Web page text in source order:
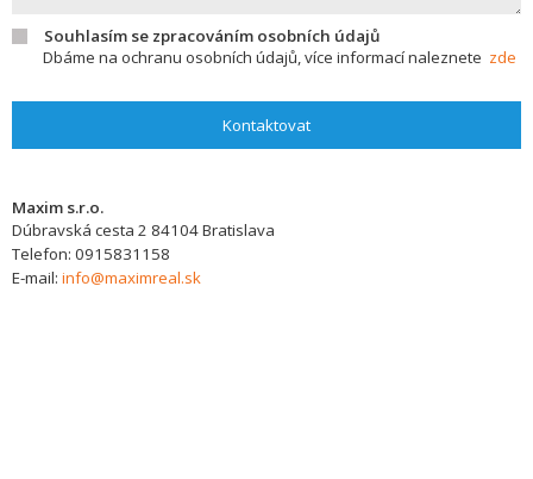
Souhlasím se zpracováním osobních údajů
Dbáme na ochranu osobních údajů, více informací naleznete zde
Kontaktovat
Maxim s.r.o.
Dúbravská cesta 2 84104Bratislava
Telefon: 0915831158
E-mail: info@maximreal.sk